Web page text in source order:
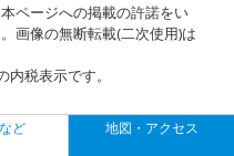
ページへの掲載の許諾をい
画像の無断転載(二次使用)は
税表示です。
ど 地図・アクセス